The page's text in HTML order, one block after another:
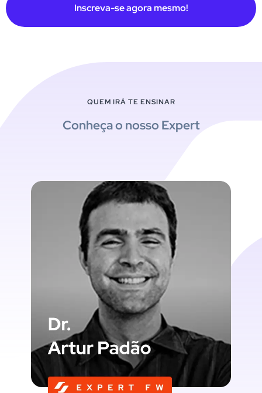
Inscreva-se agora mesmo!
QUEM IRÁ TE ENSINAR
Conheça o nosso Expert